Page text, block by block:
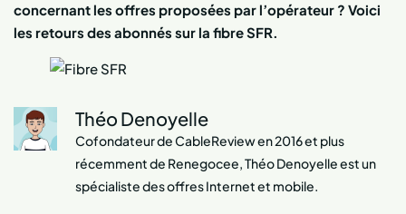
concernant les offres proposées par l’opérateur ? Voici
les retours des abonnés sur la fibre SFR.
Théo Denoyelle
Cofondateur de CableReview en 2016 et plus
récemment de Renegocee, Théo Denoyelle est un
spécialiste des offres Internet et mobile.